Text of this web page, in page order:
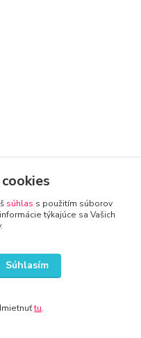
súhlas s použitím súborov
týkajúce sa Vašich
Súhlasím
tu.